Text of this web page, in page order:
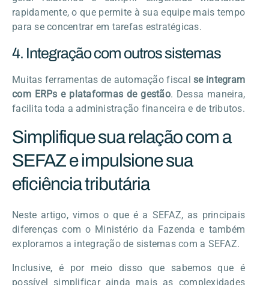
rapidamente, o que permite à sua equipe mais tempo
para se concentrar em tarefas estratégicas.
4. Integração com outros sistemas
Muitas ferramentas de automação fiscal se integram
com ERPs e plataformas de gestão. Dessa maneira,
facilita toda a administração financeira e de tributos.
Simplifique sua relação com a
SEFAZ e impulsione sua
eficiência tributária
Neste artigo, vimos o que é a SEFAZ, as principais
diferenças com o Ministério da Fazenda e também
exploramos a integração de sistemas com a SEFAZ.
Inclusive, é por meio disso que sabemos que é
possível simplificar ainda mais as complexidades